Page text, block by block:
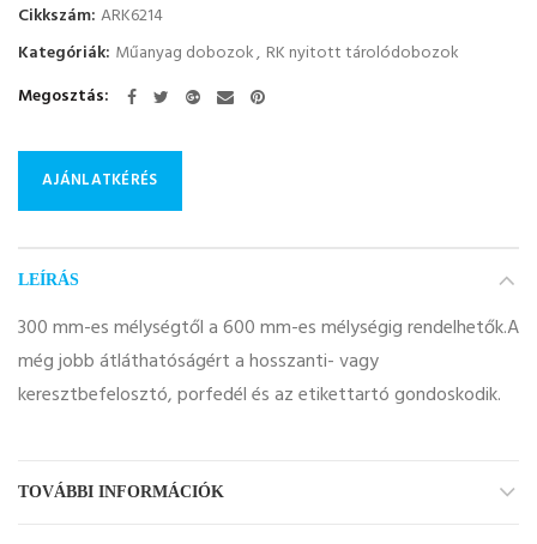
Cikkszám: ARK6214
Kategóriák: Műanyag dobozok, RK nyitott tárolódobozok
Megosztás
AJÁNLATKÉRÉS
LEÍRÁS
300 mm-es mélységtől a 600 mm-es mélységig rendelhetők.A
még jobb átláthatóságért a hosszanti- vagy
keresztbefelosztó, porfedél és az etikettartó gondoskodik.
TOVÁBBI INFORMÁCIÓK